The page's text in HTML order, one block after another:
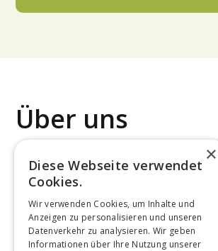
Über uns
Wir entwickeln nachhaltige,
Lösungen für Wohn- und
sowohl ästhetischen als auch
Ansprüchen gerecht werden. Dabei
Wert auf individuelle Beratung und
maßgeschneiderte Konzepte.
×
Diese Webseite verwendet
Cookies.
Wir verwenden Cookies, um Inhalte und
Anzeigen zu personalisieren und unseren
Datenverkehr zu analysieren. Wir geben
Informationen über Ihre Nutzung unserer